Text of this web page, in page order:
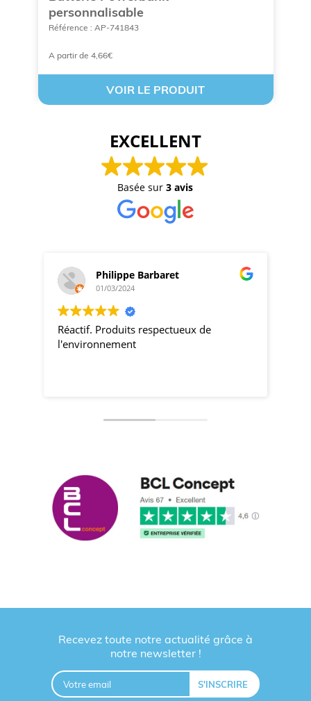
personnalisable
Référence : AP-741843
A partir de 4,66€
VOIR LE PRODUIT
EXCELLENT
Basée sur3 avis
Philippe Barbaret
01/03/2024
Réactif. Produits respectueux de
l'environnement
Recevez toute notre actualité grâce à
notre newsletter !